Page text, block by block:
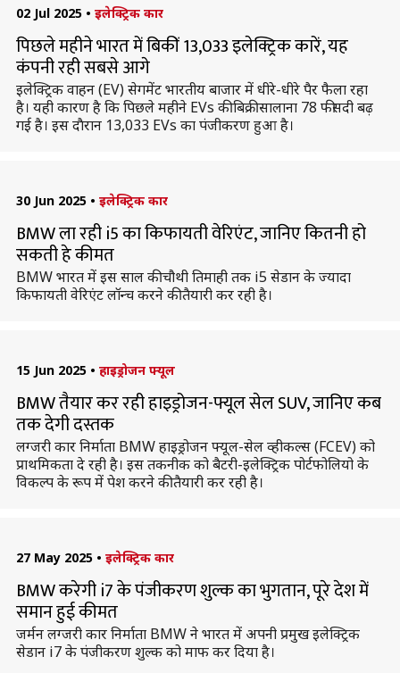
02 Jul 2025 • इलेक्ट्रिक कार
पिछले महीने भारत में बिकीं 13,033 इलेक्ट्रिक कारें, यह
कंपनी रही सबसे आगे
इलेक्ट्रिक वाहन (EV) सेगमेंट भारतीय बाजार में धीरे-धीरे पैर फैला रहा
है। यही कारण है कि पिछले महीने EVs की बिक्री सालाना 78 फीसदी बढ़
गई है। इस दाैरान 13,033 EVs का पंजीकरण हुआ है।
30 Jun 2025 • इलेक्ट्रिक कार
BMW ला रही i5 का किफायती वेरिएंट, जानिए कितनी हो
सकती हे कीमत
BMW भारत में इस साल की चौथी तिमाही तक i5 सेडान के ज्यादा
किफायती वेरिएंट लॉन्च करने की तैयारी कर रही है।
15 Jun 2025 • हाइड्रोजन फ्यूल
BMW तैयार कर रही हाइड्रोजन-फ्यूल सेल SUV, जानिए कब
तक देगी दस्तक
लग्जरी कार निर्माता BMW हाइड्रोजन फ्यूल-सेल व्हीकल्स (FCEV) को
प्राथमिकता दे रही है। इस तकनीक को बैटरी-इलेक्ट्रिक पोर्टफोलियो के
विकल्प के रूप में पेश करने की तैयारी कर रही है।
27 May 2025 • इलेक्ट्रिक कार
BMW करेगी i7 के पंजीकरण शुल्क का भुगतान, पूरे देश में
समान हुई कीमत
जर्मन लग्जरी कार निर्माता BMW ने भारत में अपनी प्रमुख इलेक्ट्रिक
सेडान i7 के पंजीकरण शुल्क को माफ कर दिया है।